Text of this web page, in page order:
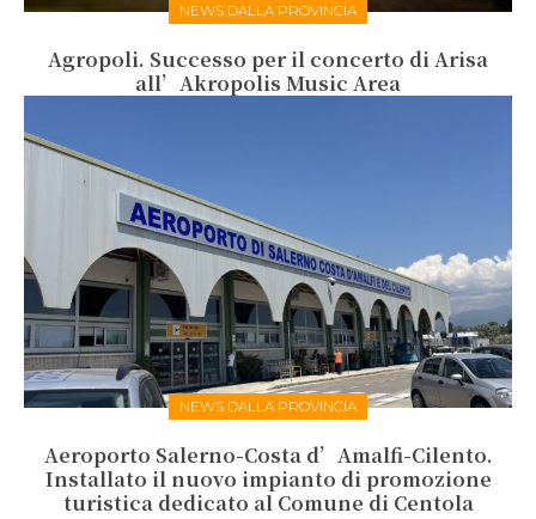
NEWS DALLA PROVINCIA
Agropoli. Successo per il concerto di Arisa
all’Akropolis Music Area
NEWS DALLA PROVINCIA
Aeroporto Salerno-Costa d’Amalfi-Cilento.
Installato il nuovo impianto di promozione
turistica dedicato al Comune di Centola